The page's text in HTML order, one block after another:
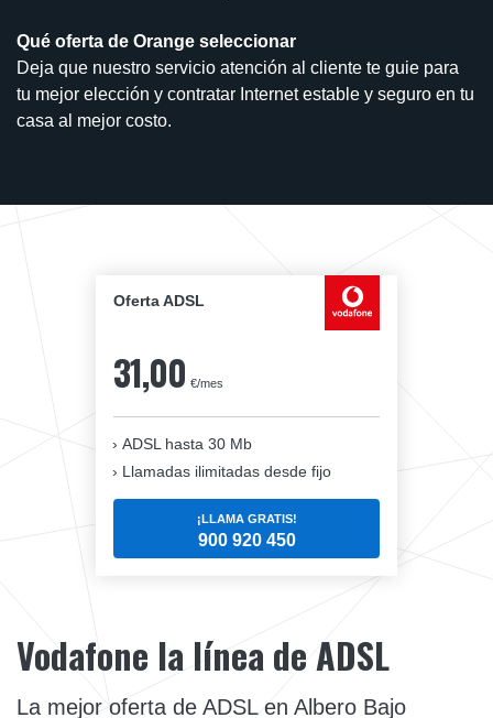
Qué oferta de Orange seleccionar
Deja que nuestro servicio atención al cliente te guie para
tu mejor elección y contratar Internet estable y seguro en tu
casa al mejor costo.
Oferta ADSL
31,00 €/mes
ADSL hasta 30 Mb
Llamadas ilimitadas desde fijo
¡LLAMA GRATIS!
900 920 450
Vodafone la línea de ADSL
La mejor oferta de ADSL en Albero Bajo